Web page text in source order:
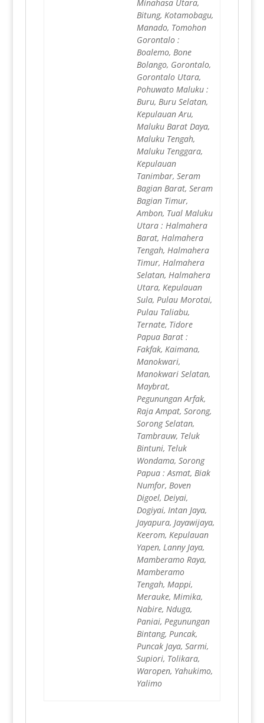
Minahasa Utara,
Bitung, Kotamobagu,
Manado, Tomohon
Gorontalo :
Boalemo, Bone
Bolango, Gorontalo,
Gorontalo Utara,
Pohuwato Maluku :
Buru, Buru Selatan,
Kepulauan Aru,
Maluku Barat Daya,
Maluku Tengah,
Maluku Tenggara,
Kepulauan
Tanimbar, Seram
Bagian Barat, Seram
Bagian Timur,
Ambon, Tual Maluku
Utara : Halmahera
Barat, Halmahera
Tengah, Halmahera
Timur, Halmahera
Selatan, Halmahera
Utara, Kepulauan
Sula, Pulau Morotai,
Pulau Taliabu,
Ternate, Tidore
Papua Barat :
Fakfak, Kaimana,
Manokwari,
Manokwari Selatan,
Maybrat,
Pegunungan Arfak,
Raja Ampat, Sorong,
Sorong Selatan,
Tambrauw, Teluk
Bintuni, Teluk
Wondama, Sorong
Papua : Asmat, Biak
Numfor, Boven
Digoel, Deiyai,
Dogiyai, Intan Jaya,
Jayapura, Jayawijaya,
Keerom, Kepulauan
Yapen, Lanny Jaya,
Mamberamo Raya,
Mamberamo
Tengah, Mappi,
Merauke, Mimika,
Nabire, Nduga,
Paniai, Pegunungan
Bintang, Puncak,
Puncak Jaya, Sarmi,
Supiori, Tolikara,
Waropen, Yahukimo,
Yalimo